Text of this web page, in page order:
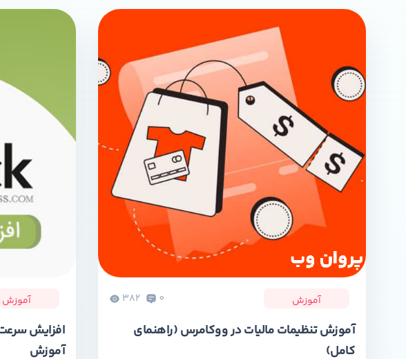
آموزش 0
382
آموزش تنظیمات مالیات در ووکامرس (راهنمای
کامل)
آموزش
آموزش